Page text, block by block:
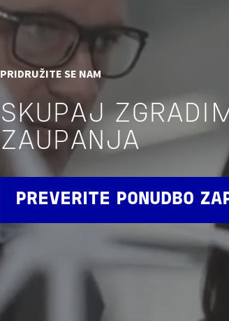
PRIDRUŽITE SE NAM
SKUPAJ
ZAUPANJA
PREVERITE PONUDBO